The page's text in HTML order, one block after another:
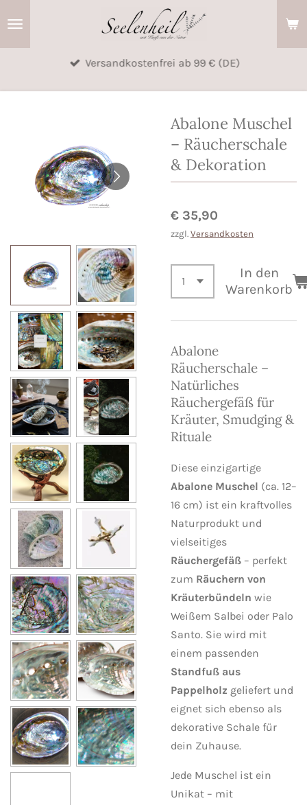
Versandkostenfrei ab 99 € (DE)
Abalone Muschel
– Räucherschale
& Dekoration
€ 35,90
zzgl. Versandkosten
In den
Warenkorb
Abalone
Räucherschale –
Natürliches
Räuchergefäß für
Kräuter, Smudging &
Rituale
Diese einzigartige
Abalone Muschel (ca. 12–
16 cm) ist ein kraftvolles
Naturprodukt und
vielseitiges
Räuchergefäß – perfekt
zum Räuchern von
Kräuterbündeln wie
Weißem Salbei oder Palo
Santo. Sie wird mit
einem passenden
Standfuß aus
Pappelholz geliefert und
eignet sich ebenso als
dekorative Schale für
dein Zuhause.
Jede Muschel ist ein
Unikat – mit